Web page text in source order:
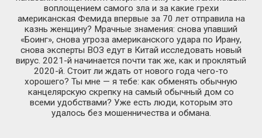
воплощением самого зла и за какие грехи
американская Фемида впервые за 70 лет отправила на
казнь женщину? Мрачные знамения: снова упавший
«Боинг», снова угроза американского удара по Ирану,
снова эксперты ВОЗ едут в Китай исследовать новый
вирус. 2021-й начинается почти так же, как и проклятый
2020-й. Стоит ли ждать от нового года чего-то
хорошего? Ты мне — я тебе: как обменять обычную
канцелярскую скрепку на самый обычный дом со
всеми удобствами? Уже есть люди, которым это
удалось без мошенничества и обмана.